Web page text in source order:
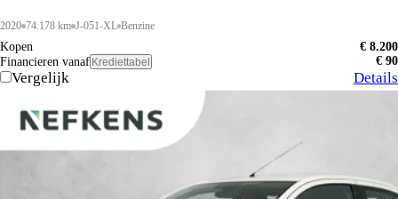
2020 74.178 km J-051-XL Benzine
Kopen
€ 8.200
Financieren vanaf Krediettabel € 90
Vergelijk Details